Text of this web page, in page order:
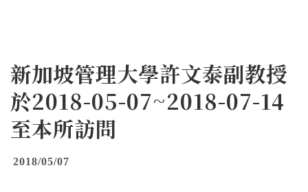
新加坡管理大學許文泰副教授
於2018-05-07~2018-07-14
至本所訪問
2018/05/07